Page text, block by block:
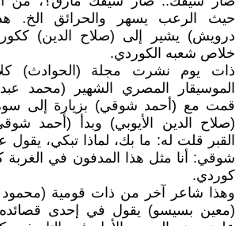
حيث الرعب يسهر والحرائق الخ.
درويش) يشير إلى (صلاح الدين)
خلاص شعبه الكوردي.
ذات يوم نشرت مجلة (الحوادث)
الموسيقار المصري الشهير (محمد
قمت مع (أحمد شوقي) بزيارة إلى
(صلاح الدين الأيوبي) وبدأ (أحمد
القبر قلت له: ما بك، لماذا تبكي، يقول
شوقي: أنا مثل هذا المدفون في الغربة
كوردي.
وهذا شاعر آخر من ذات قومية
(معين بسيسو) يقول في إحدى